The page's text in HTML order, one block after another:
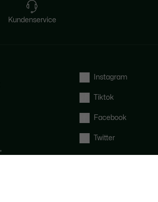
Kundenservice
Instagram
Tiktok
Facebook
Twitter